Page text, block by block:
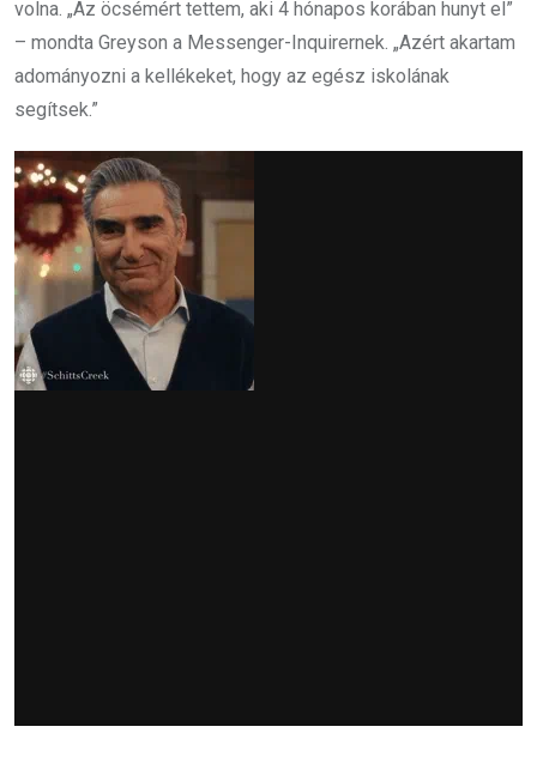
volna. „Az öcsémért tettem, aki 4 hónapos korában hunyt el”
– mondta Greyson a Messenger-Inquirernek. „Azért akartam
adományozni a kellékeket, hogy az egész iskolának
segítsek.”